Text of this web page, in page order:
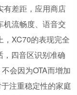
有差距，应用商店
机流畅度、语音交
XC70的表现完全
四音区识别准确
会因为OTA而增加
注重稳定性的家庭